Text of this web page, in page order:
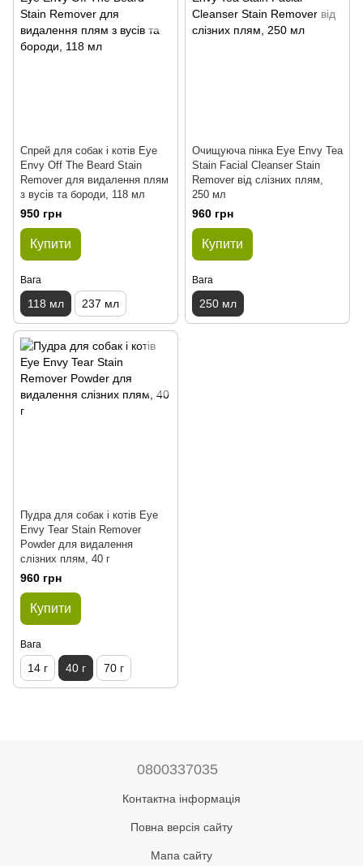
Спрей для собак і котів Eye
Envy Off The Beard Stain
Remover для видалення плям
з вусів та бороди, 118 мл
950 грн
Купити
Вага
118 мл 237 мл
Очищуюча пінка Eye Envy Tea
Stain Facial Cleanser Stain
Remover від слізних плям,
250 мл
960 грн
Купити
Вага
250 мл
Пудра для собак і котів Eye
Envy Tear Stain Remover
Powder для видалення
слізних плям, 40 г
960 грн
Купити
Вага
14 г 40 г 70 г
0800337035
Контактна інформація
Повна версія сайту
Мапа сайту